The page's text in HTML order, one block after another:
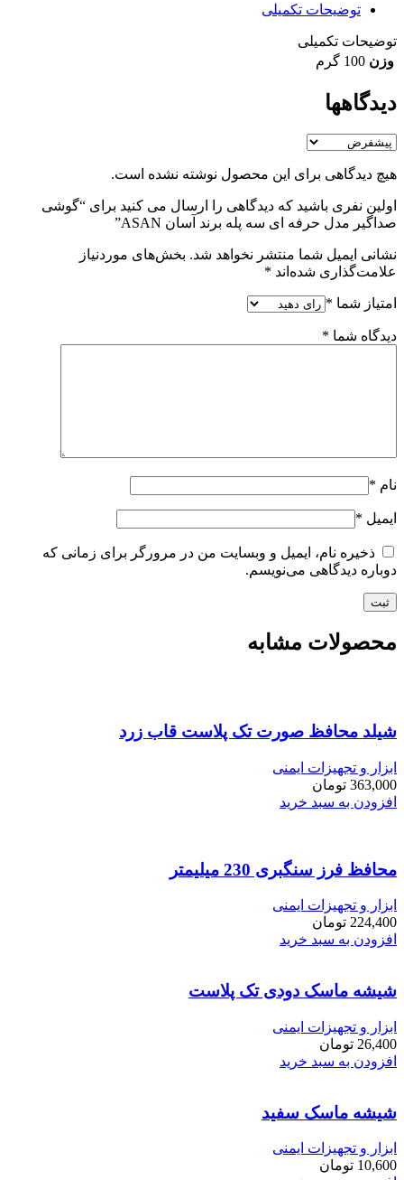
توضیحات تکمیلی
توضیحات تکمیلی
وزن 100 گرم
دیدگاهها
هیچ دیدگاهی برای این محصول نوشته نشده است.
اولین نفری باشید که دیدگاهی را ارسال می کنید برای “گوشی
صداگیر مدل حرفه ای سه پله برند آسان ASAN”
نشانی ایمیل شما منتشر نخواهد شد. بخش‌های موردنیاز
علامت‌گذاری شده‌اند *
امتیاز شما *
دیدگاه شما *
نام *
ایمیل *
ذخیره نام، ایمیل و وبسایت من در مرورگر برای زمانی که
دوباره دیدگاهی می‌نویسم.
محصولات مشابه
شیلد محافظ صورت تک پلاست قاب زرد
ابزار و تجهیزات ایمنی
363,000 تومان
افزودن به سبد خرید
محافظ فرز سنگبری 230 میلیمتر
ابزار و تجهیزات ایمنی
224,400 تومان
افزودن به سبد خرید
شیشه ماسک دودی تک پلاست
ابزار و تجهیزات ایمنی
26,400 تومان
افزودن به سبد خرید
شیشه ماسک سفید
ابزار و تجهیزات ایمنی
10,600 تومان